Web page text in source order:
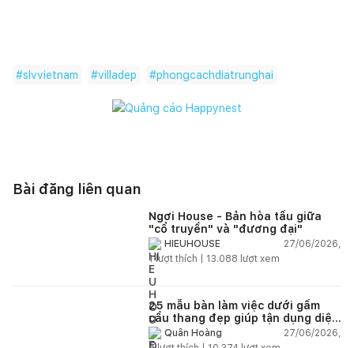
#slvvietnam #villadep #phongcachdiatrunghai
Bài đăng liên quan
Ngơi House - Bản hòa tấu giữa
"cổ truyền" và "đương đại"
HIEUHOUSE
27/06/2026,
1lượt thích | 13.088 lượt xem
25 mẫu bàn làm việc dưới gầm
cầu thang đẹp giúp tận dụng diện
tích tưởng chừng bị bỏ quên
Quân Hoàng
27/06/2026,